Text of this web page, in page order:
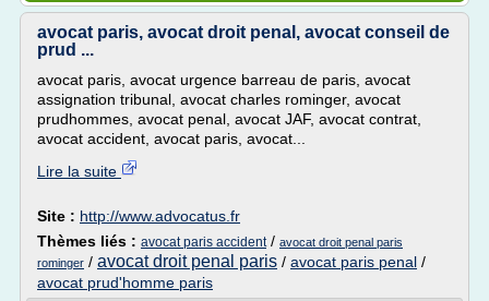
avocat paris, avocat droit penal, avocat conseil de
prud ...
avocat paris, avocat urgence barreau de paris, avocat
assignation tribunal, avocat charles rominger, avocat
prudhommes, avocat penal, avocat JAF, avocat contrat,
avocat accident, avocat paris, avocat...
Lire la suite
Site : http://www.advocatus.fr
Thèmes liés : avocat paris accident/ avocat droit penal paris
rominger / avocat droit penal paris / avocat paris penal /
avocat prud'homme paris